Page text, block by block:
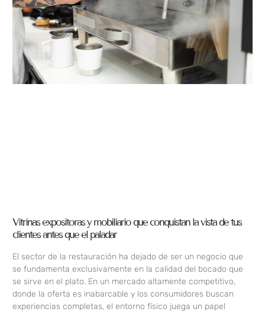
Vitrinas expositoras y mobiliario que conquistan la vista de tus
clientes antes que el paladar
El sector de la restauración ha dejado de ser un negocio que
se fundamenta exclusivamente en la calidad del bocado que
se sirve en el plato. En un mercado altamente competitivo,
donde la oferta es inabarcable y los consumidores buscan
experiencias completas, el entorno físico juega un papel